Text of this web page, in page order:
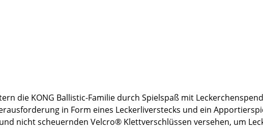
die KONG Ballistic-Familie durch Spielspaß mit
in Form eines Leckerliverstecks und ein
nicht scheuernden Velcro® Klettverschlüssen versehen, um